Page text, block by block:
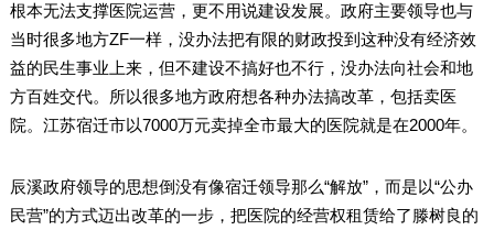
根本无法支撑医院运营，更不用说建设发展。政府主要领导也与
当时很多地方ZF一样，没办法把有限的财政投到这种没有经济效
益的民生事业上来，但不建设不搞好也不行，没办法向社会和地
方百姓交代。所以很多地方政府想各种办法搞改革，包括卖医
院。江苏宿迁市以7000万元卖掉全市最大的医院就是在2000年。
辰溪政府领导的思想倒没有像宿迁领导那么“解放”，而是以“公办
民营”的方式迈出改革的一步，把医院的经营权租赁给了滕树良的